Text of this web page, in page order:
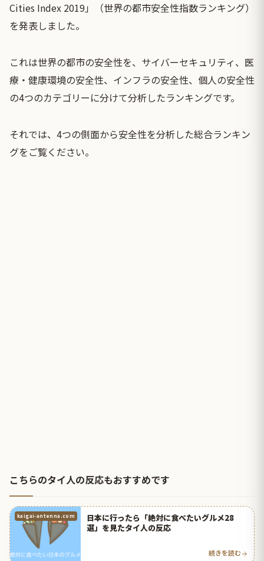
Cities Index 2019」（世界の都市安全性指数ランキング）
を発表しました。
これは世界の都市の安全性を、サイバーセキュリティ、医
療・健康環境の安全性、インフラの安全性、個人の安全性
の4つのカテゴリーに分けて分析したランキングです。
それでは、4つの側面から安全性を分析した総合ランキン
グをご覧ください。
こちらのタイ人の反応もおすすめです
kaigai-antenna.com
日本に行ったら「絶対に食べたいグルメ28
選」を見たタイ人の反応
続きを読む